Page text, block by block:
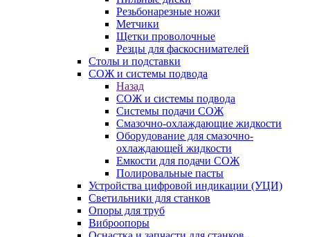
Резьбонарезные ножи
Метчики
Щетки проволочные
Резцы для фаскоснимателей
Столы и подставки
СОЖ и системы подвода
Назад
СОЖ и системы подвода
Системы подачи СОЖ
Смазочно-охлаждающие жидкости
Оборудование для смазочно-
охлаждающей жидкости
Емкости для подачи СОЖ
Полировальные пасты
Устройства цифровой индикации (УЦИ)
Светильники для станков
Опоры для труб
Виброопоры